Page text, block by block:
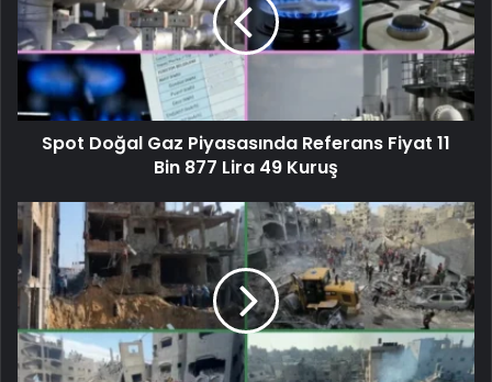
Spot Doğal Gaz Piyasasında Referans Fiyat 11
Bin 877 Lira 49 Kuruş